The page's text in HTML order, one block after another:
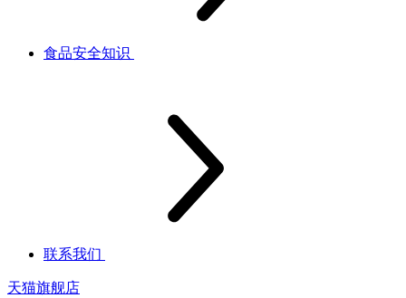
食品安全知识
联系我们
天猫旗舰店